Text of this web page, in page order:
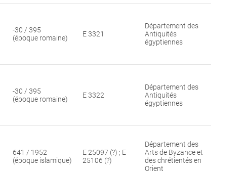
-30 / 395
(époque romaine)
E 3321
Département des
Antiquités
égyptiennes
-30 / 395
(époque romaine)
E 3322
Département des
Antiquités
égyptiennes
641 / 1952
(époque islamique)
E 25097 (?) ; E
25106 (?)
Département des
Arts de Byzance et
des chrétientés en
Orient